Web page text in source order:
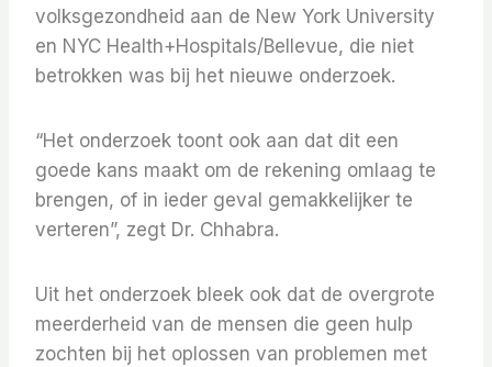
volksgezondheid aan de New York University
en NYC Health+Hospitals/Bellevue, die niet
betrokken was bij het nieuwe onderzoek.
“Het onderzoek toont ook aan dat dit een
goede kans maakt om de rekening omlaag te
brengen, of in ieder geval gemakkelijker te
verteren”, zegt Dr. Chhabra.
Uit het onderzoek bleek ook dat de overgrote
meerderheid van de mensen die geen hulp
zochten bij het oplossen van problemen met